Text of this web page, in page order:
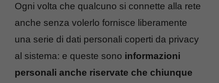
Ogni volta che qualcuno si connette alla rete
anche senza volerlo fornisce liberamente
una serie di dati personali coperti da privacy
al sistema: e queste sono informazioni
personali anche riservate che chiunque